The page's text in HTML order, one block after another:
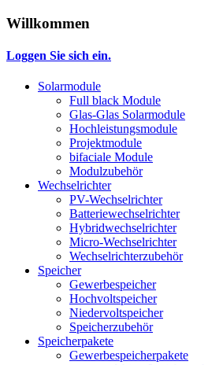
Willkommen
Loggen Sie sich ein.
Solarmodule
Full black Module
Glas-Glas Solarmodule
Hochleistungsmodule
Projektmodule
bifaciale Module
Modulzubehör
Wechselrichter
PV-Wechselrichter
Batteriewechselrichter
Hybridwechselrichter
Micro-Wechselrichter
Wechselrichterzubehör
Speicher
Gewerbespeicher
Hochvoltspeicher
Niedervoltspeicher
Speicherzubehör
Speicherpakete
Gewerbespeicherpakete